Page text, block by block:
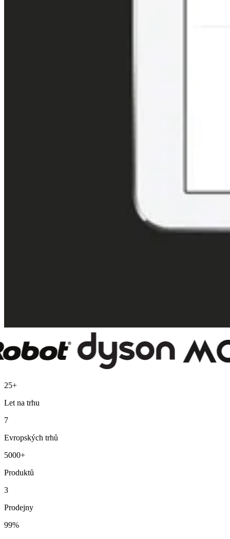
25+
Let na trhu
7
Evropských trhů
5000+
Produktů
3
Prodejny
99%